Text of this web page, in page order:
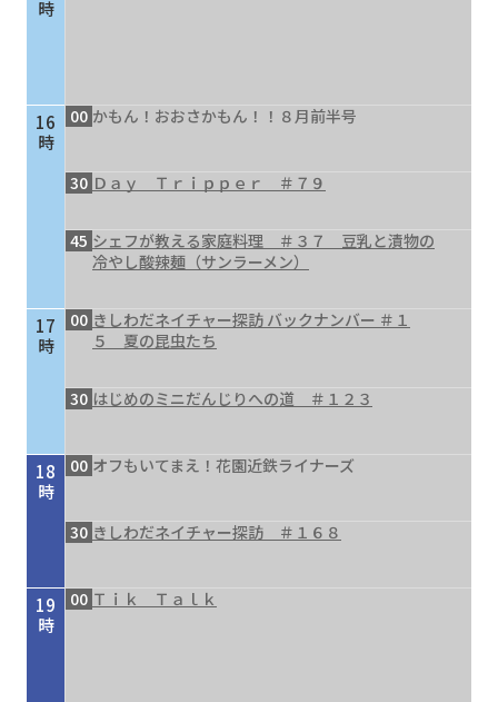
時
16
時
17
時
18
時
19
時
00 かもん！おおさかもん！！８月前半号
30 Ｄａｙ Ｔｒｉｐｐｅｒ ＃７９
45 シェフが教える家庭料理 ＃３７ 豆乳と漬物の
冷やし酸辣麺（サンラーメン）
00 きしわだネイチャー探訪 バックナンバー ＃１
５ 夏の昆虫たち
30 はじめのミニだんじりへの道 ＃１２３
00 オフもいてまえ！花園近鉄ライナーズ
30 きしわだネイチャー探訪 ＃１６８
00 Ｔｉｋ Ｔａｌｋ